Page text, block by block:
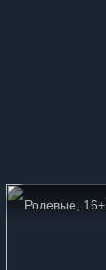
Ролевые, 16+